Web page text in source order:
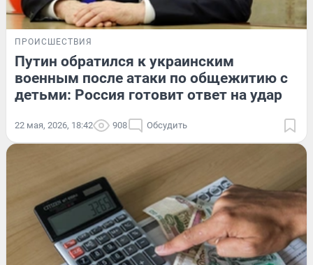
ПРОИСШЕСТВИЯ
Путин обратился к украинским
военным после атаки по общежитию с
детьми: Россия готовит ответ на удар
22 мая, 2026, 18:42 908 Обсудить